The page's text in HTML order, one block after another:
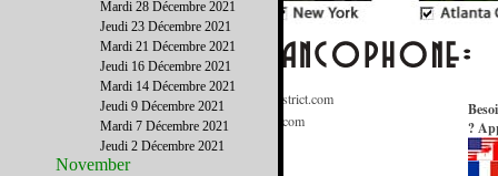
Informations Générales :Contact@FrenchDistrict.com
Publicité / Médias:Publicite@FrenchDistrict.com
Annuaire@FrenchDistrict.com
Rédaction:Redaction@FrenchDistrict.com
?
Mardi 28 Décembre 2021
Jeudi 23 Décembre 2021
Mardi 21 Décembre 2021
Jeudi 16 Décembre 2021
Mardi 14 Décembre 2021
Jeudi 9 Décembre 2021
Mardi 7 Décembre 2021
Jeudi 2 Décembre 2021
November